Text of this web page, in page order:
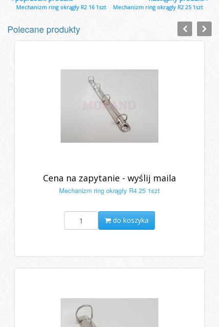
Mechanizm ring okrągły R2 16 1szt Mechanizm ring okrągły R2 25 1szt
Polecane produkty
Cena na zapytanie - wyślij maila
Mechanizm ring okrągły R4 25 1szt
do koszyka